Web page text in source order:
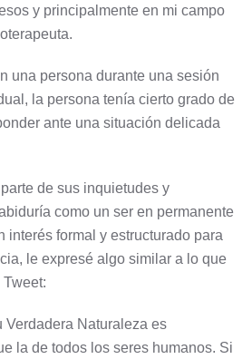
y principalmente en mi campo
una persona durante una sesión
la persona tenía cierto grado de
ante una situación delicada
de sus inquietudes y
como un ser en permanente
interés formal y estructurado para
le expresé algo similar a lo que
Verdadera Naturaleza es
la de todos los seres humanos. Si